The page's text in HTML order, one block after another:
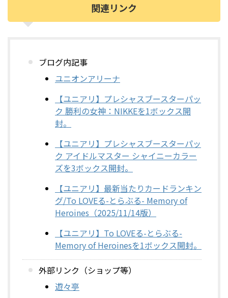
関連リンク
ブログ内記事
ユニオンアリーナ
【ユニアリ】プレシャスブースターパッ
ク 勝利の女神：NIKKEを1ボックス開
封。
【ユニアリ】プレシャスブースターパッ
ク アイドルマスター シャイニーカラー
ズを3ボックス開封。
【ユニアリ】最新当たりカードランキン
グ/To LOVEる-とらぶる- Memory of
Heroines（2025/11/14版）
【ユニアリ】To LOVEる-とらぶる-
Memory of Heroinesを1ボックス開封。
外部リンク（ショップ等）
遊々亭